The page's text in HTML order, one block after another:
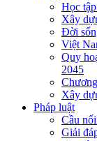
Học
Xây
Đời
Việt
Quy
2045
Xây
Pháp luật
Cầu
Giải